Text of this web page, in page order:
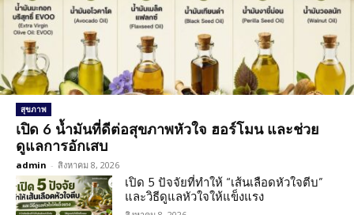
สุขภาพ
เปิด 6 น้ำมันที่ดีต่อสุขภาพหัวใจ ฮอร์โมน และช่วย
ดูแลการอักเสบ
admin - สิงหาคม 8, 2026
เปิด 5 ปัจจัยที่ทำให้ “เส้นเลือดหัวใจตีบ”
และวิธีดูแลหัวใจให้แข็งแรง